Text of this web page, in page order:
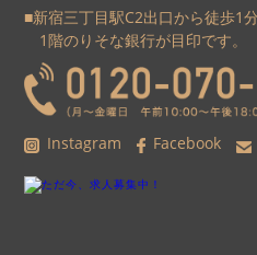
■新宿三丁目駅C2出口から徒歩1分
1階のりそな銀行が目印です。
Instagram Facebook